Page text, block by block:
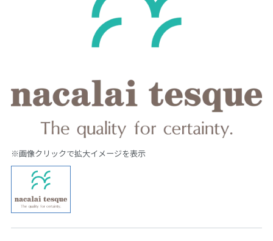
※画像クリックで拡大イメージを表示